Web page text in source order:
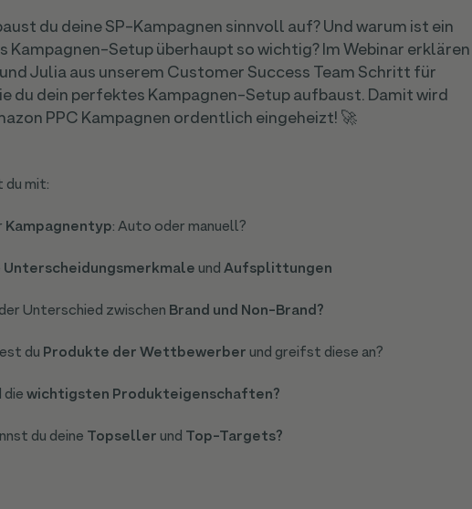
du deine SP-Kampagnen sinnvoll auf? Und warum ist ein
Kampagnen-Setup überhaupt so wichtig? Im Webinar erklären
Julia aus unserem Customer Success Team Schritt für
du dein perfektes Kampagnen-Setup aufbaust. Damit wird
PPC Kampagnen ordentlich eingeheizt! 🚀
du mit:
Kampagnentyp: Auto oder manuell?
Unterscheidungsmerkmale undAufsplittungen
Unterschied zwischen Brand und Non-Brand?
du Produkte der Wettbewerber und greifst diese an?
diewichtigsten Produkteigenschaften?
du deine Topseller und Top-Targets?